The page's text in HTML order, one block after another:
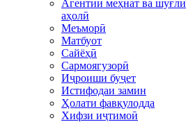
Агентии меҳнат ва шуғли
аҳолӣ
Меъморӣ
Матбуот
Сайёҳӣ
Сармоягузорӣ
Иҷроиши буҷет
Истифодаи замин
Ҳолати фавқулодда
Хифзи иҷтимоӣ